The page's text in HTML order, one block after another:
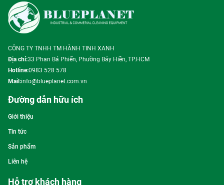
CÔNG TY TNHH TM HÀNH TINH XANH
Địa chỉ:33 Phan Bá Phiến, Phường Bảy Hiền, TP.HCM
Hotline:0983 528 578
Mail:info@blueplanet.com.vn
Đường dẫn hữu ích
Giới thiệu
Tin tức
Sản phẩm
Liên hệ
Hỗ trợ khách hàng